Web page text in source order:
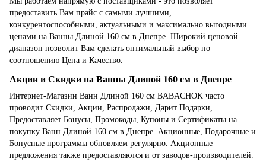
предоставить Вам прайс с самыми лучшими,
конкурентоспособными, актуальными и максимально выгодными
ценами на Ванны Длиной 160 см в Днепре. Широкий ценовой
диапазон позволит Вам сделать оптимальный выбор по
соотношению Цена и Качество.
Акции и Скидки на Ванны Длиной 160 см в Днепре
Интернет-Магазин Ванн Длиной 160 см BABACHOK часто
проводит Скидки, Акции, Распродажи, Дарит Подарки,
Предоставляет Бонусы, Промокоды, Купоны и Сертификаты на
покупку Ванн Длиной 160 см в Днепре. Акционные, Подарочные и
Бонусные программы обновляем регулярно. Акционные
предложения также предоставляются и от заводов-производителей.